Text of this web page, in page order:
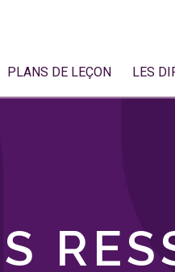
PLANS DE LEÇON LES